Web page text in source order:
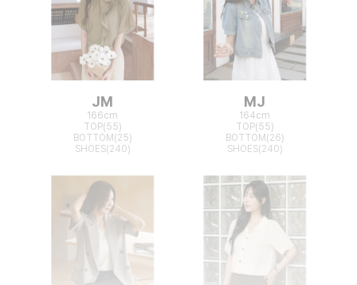
JM
166cm
TOP(55)
BOTTOM(25)
SHOES(240)
MJ
164cm
TOP(55)
BOTTOM(26)
SHOES(240)